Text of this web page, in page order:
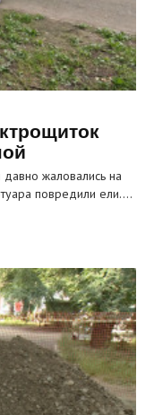
жаловались на
повредили ели.…